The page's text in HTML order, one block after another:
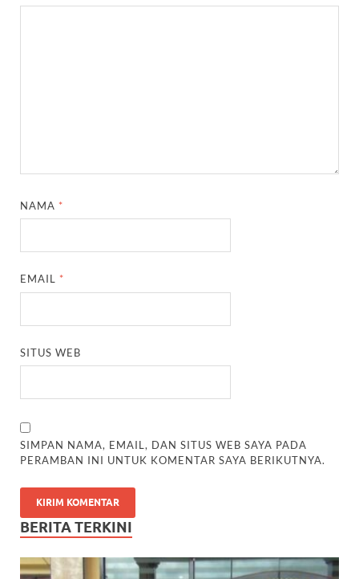
NAMA *
EMAIL *
SITUS WEB
SIMPAN NAMA, EMAIL, DAN SITUS WEB SAYA PADA
PERAMBAN INI UNTUK KOMENTAR SAYA BERIKUTNYA.
BERITA TERKINI